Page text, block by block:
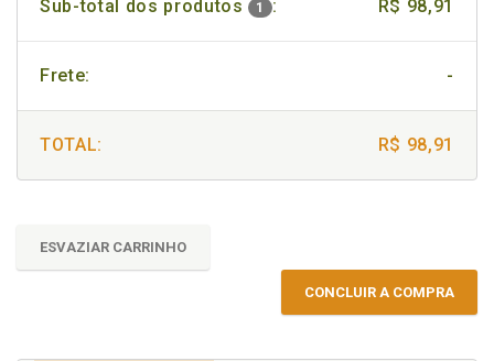
Sub-total dos produtos 1 : R$ 98,91
Frete: -
TOTAL: R$ 98,91
ESVAZIAR CARRINHO
CONCLUIR A COMPRA